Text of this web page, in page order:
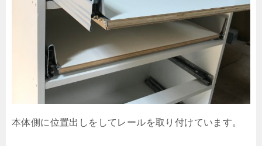
本体側に位置出しをしてレールを取り付けています。